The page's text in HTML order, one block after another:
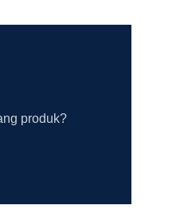
produk?